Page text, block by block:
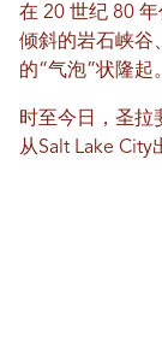
在 20 世纪 80
倾斜的岩石峡谷
的“气泡”状隆起
时至今日，圣拉
从Salt Lake City